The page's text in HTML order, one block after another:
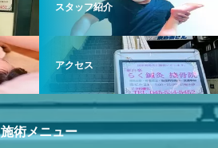
スタッフ紹介
アクセス
施術メニュー